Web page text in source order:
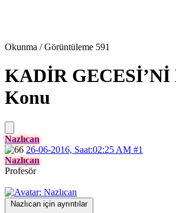
Okunma / Görüntüleme 591
KADİR
Konu
Nazlıcan
26-06-2016, Saat:02:25 AM #1
Nazlıcan
Profesör
Nazlıcan için ayrıntılar